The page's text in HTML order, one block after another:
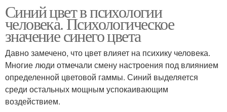
Синий цвет в психологии
человека. Психологическое
значение синего цвета
Давно замечено, что цвет влияет на психику человека.
Многие люди отмечали смену настроения под влиянием
определенной цветовой гаммы. Синий выделяется
среди остальных мощным успокаивающим
воздействием.